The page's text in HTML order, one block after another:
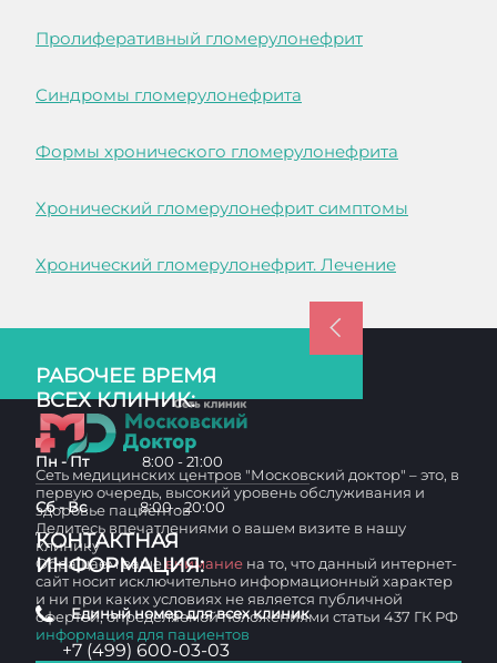
Пролиферативный гломерулонефрит
Синдромы гломерулонефрита
Формы хронического гломерулонефрита
Хронический гломерулонефрит симптомы
Хронический гломерулонефрит. Лечение
РАБОЧЕЕ ВРЕМЯ
ВСЕХ КЛИНИК:
Пн - Пт 8:00 - 21:00
Сб - Вс 8:00 - 20:00
КОНТАКТНАЯ
ИНФОРМАЦИЯ:
Единый номер для всех клиник
+7 (499) 600-03-03
Сеть медицинских центров "Московский доктор" – это, в
первую очередь, высокий уровень обслуживания и
здоровье пациентов
Делитесь впечатлениями о вашем визите в нашу
клинику
Обращаем вашевнимание на то, что данный интернет-
сайт носит исключительно информационный характер
и ни при каких условиях не является публичной
офертой, определяемой положениями статьи 437 ГК РФ
информация для пациентов